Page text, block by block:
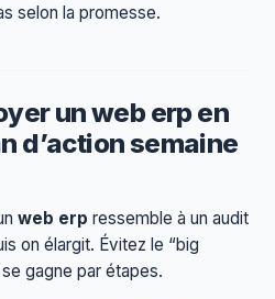
selon la promesse.
un web erp en
d’action semaine
web erp ressemble à un audit
on élargit. Évitez le “big
se gagne par étapes.